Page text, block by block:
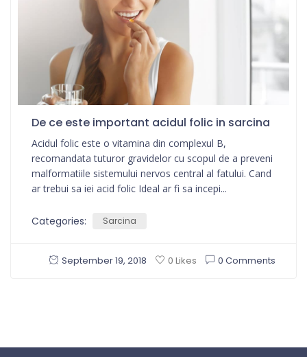
De ce este important acidul folic in sarcina
Acidul folic este o vitamina din complexul B,
recomandata tuturor gravidelor cu scopul de a preveni
malformatiile sistemului nervos central al fatului. Cand
ar trebui sa iei acid folic Ideal ar fi sa incepi...
Categories: Sarcina
September 19, 2018 0 Likes 0 Comments